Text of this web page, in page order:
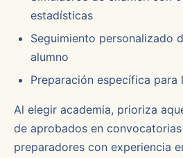
estadísticas
Seguimiento personalizado
alumno
Preparación específica para
Al elegir academia, prioriza
de aprobados en
preparadores con experiencia